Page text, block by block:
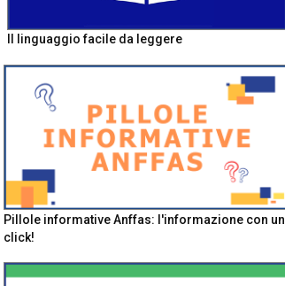
Il linguaggio facile da leggere
Pillole informative Anffas: l'informazione con un
click!